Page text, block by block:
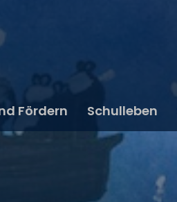
Fördern Schulleben